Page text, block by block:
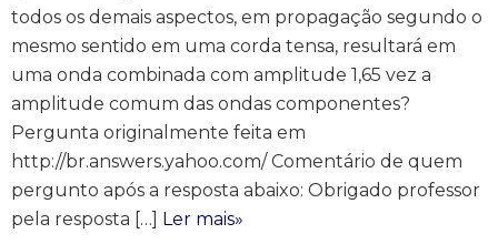
todos os demais aspectos, em propagação segundo o
mesmo sentido em uma corda tensa, resultará em
uma onda combinada com amplitude 1,65 vez a
amplitude comum das ondas componentes?
Pergunta originalmente feita em
http://br.answers.yahoo.com/ Comentário de quem
pergunto após a resposta abaixo: Obrigado professor
pela resposta […] Ler mais»